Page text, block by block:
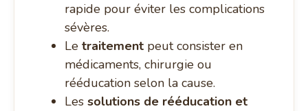
rapide pour éviter les complications
sévères.
Letraitement peut consister en
médicaments, chirurgie ou
rééducation selon la cause.
Lessolutions de rééducation et